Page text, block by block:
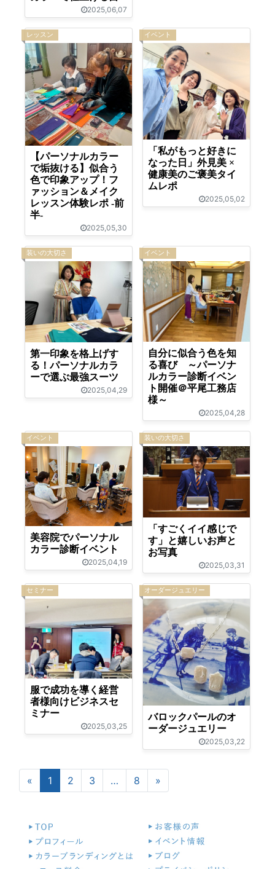
2025,06,07
レッスン
【パーソナルカラー
で垢抜ける】似合う
色で印象アップ！フ
ァッション＆メイク
レッスン体験レポ -前
半-
2025,05,30
イベント
「私がもっと好きに
なった日」外見美 ×
健康美のご褒美タイ
ムレポ
2025,05,02
装いの大切さ
第一印象を格上げす
る！パーソナルカラ
ーで選ぶ最強スーツ
2025,04,29
イベント
自分に似合う色を知
る喜び ～パーソナ
ルカラー診断イベン
ト開催＠平尾工務店
様～
2025,04,28
イベント
美容院でパーソナル
カラー診断イベント
2025,04,19
装いの大切さ
「すごくイイ感じで
す」と嬉しいお声と
お写真
2025,03,31
セミナー
服で成功を導く経営
者様向けビジネスセ
ミナー
2025,03,25
オーダージュエリー
バロックパールのオ
ーダージュエリー
2025,03,22
« 1 2 3 … 8 »